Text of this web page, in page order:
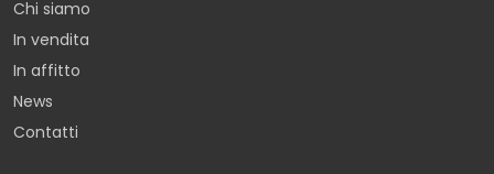
Chi siamo
In vendita
In affitto
News
Contatti